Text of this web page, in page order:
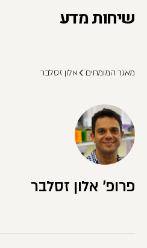
שיחות מדע
מאגר המומחים אלון זסלבר
פרופ' אלון זסלבר